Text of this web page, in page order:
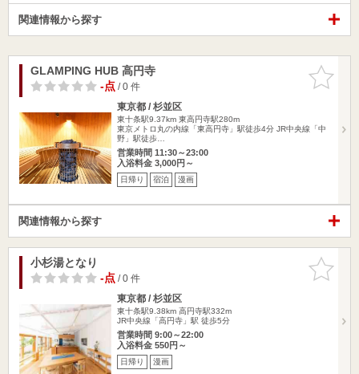
関連情報から探す
お気に入
りに追加
GLAMPING HUB 高円寺
-点/ 0 件
東京都 / 杉並区
東十条駅9.37km 東高円寺駅280m
東京メトロ丸の内線「東高円寺」駅徒歩4分 JR中央線「中
野」駅徒歩…
営業時間 11:30～23:00
入浴料金 3,000円～
日帰り 宿泊 漫画
関連情報から探す
お気に入
りに追加
小杉湯となり
-点/ 0 件
東京都 / 杉並区
東十条駅9.38km 高円寺駅332m
JR中央線「高円寺」駅 徒歩5分
営業時間 9:00～22:00
入浴料金 550円～
日帰り 漫画